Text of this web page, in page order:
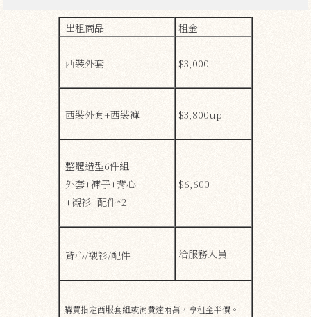
出租商品 租金
西裝外套 $3,000
西裝外套+西裝褲 $3,800up
整體造型6件組
外套+褲子+背心
+襯衫+配件*2
$6,600
背心/襯衫/配件 洽服務人員
購買指定西服套組或消費達兩萬，享租金半價。